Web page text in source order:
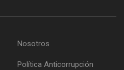
Nosotros
Política Anticorrupción